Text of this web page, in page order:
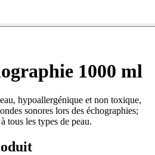
1000 ml
hypoallergénique et non toxique,
sonores lors des échographies;
tous les types de peau.